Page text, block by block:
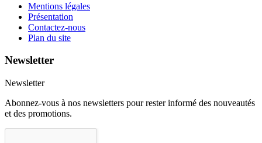
Mentions légales
Présentation
Contactez-nous
Plan du site
Newsletter
Newsletter
Abonnez-vous à nos newsletters pour rester informé des nouveautés
et des promotions.